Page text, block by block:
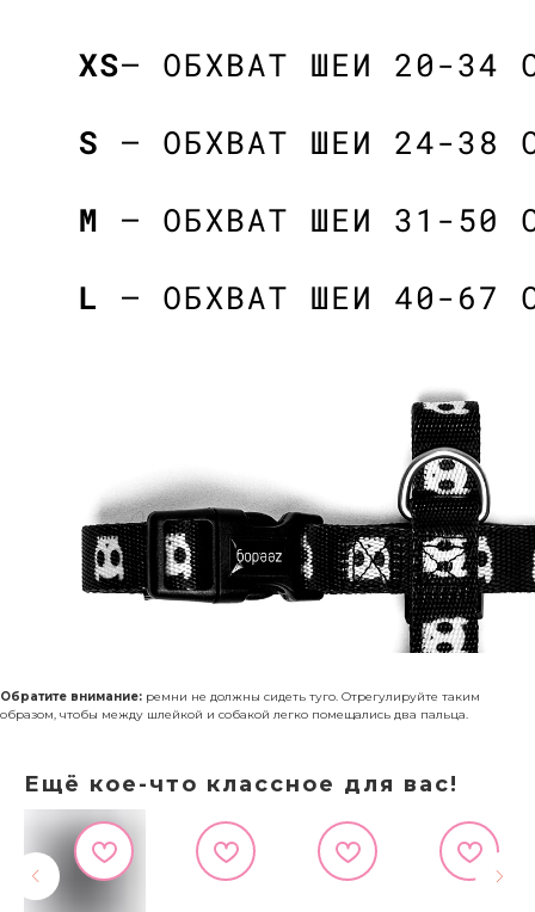
Обратите внимание: ремни не должны сидеть туго. Отрегулируйте таким
образом, чтобы между шлейкой и собакой легко помещались два пальца.
Ещё кое-что классное для вас!